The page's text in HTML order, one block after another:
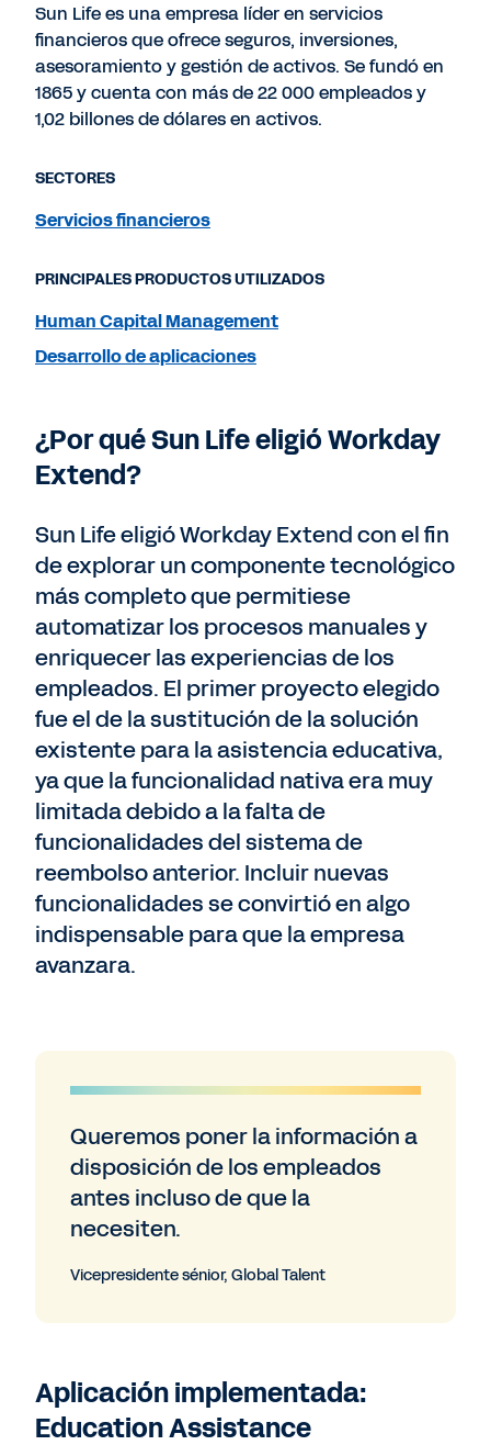
¿Por qué Sun Life eligió Workday
Extend?
Sun Life eligió Workday Extend con el fin
de explorar un componente tecnológico
más completo que permitiese
automatizar los procesos manuales y
enriquecer las experiencias de los
empleados. El primer proyecto elegido
fue el de la sustitución de la solución
existente para la asistencia educativa,
ya que la funcionalidad nativa era muy
limitada debido a la falta de
funcionalidades del sistema de
reembolso anterior. Incluir nuevas
funcionalidades se convirtió en algo
indispensable para que la empresa
avanzara.
Queremos poner la información a
disposición de los empleados
antes incluso de que la
necesiten.
Vicepresidente sénior, Global Talent
Aplicación implementada:
Education Assistance
Sun Life es una empresa líder en servicios
financieros que ofrece seguros, inversiones,
asesoramiento y gestión de activos. Se fundó en
1865 y cuenta con más de 22 000 empleados y
1,02 billones de dólares en activos.
SECTORES
Servicios financieros
PRINCIPALES PRODUCTOS UTILIZADOS
Human Capital Management
Desarrollo de aplicaciones